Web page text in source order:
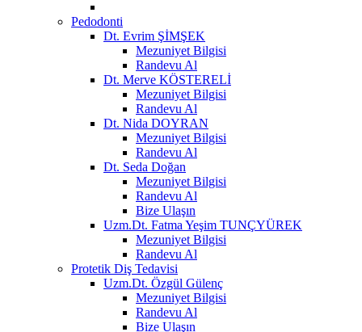
Pedodonti
Dt. Evrim ŞİMŞEK
Mezuniyet Bilgisi
Randevu Al
Dt. Merve KÖSTERELİ
Mezuniyet Bilgisi
Randevu Al
Dt. Nida DOYRAN
Mezuniyet Bilgisi
Randevu Al
Dt. Seda Doğan
Mezuniyet Bilgisi
Randevu Al
Bize Ulaşın
Uzm.Dt. Fatma Yeşim TUNÇYÜREK
Mezuniyet Bilgisi
Randevu Al
Protetik Diş Tedavisi
Uzm.Dt. Özgül Gülenç
Mezuniyet Bilgisi
Randevu Al
Bize Ulaşın